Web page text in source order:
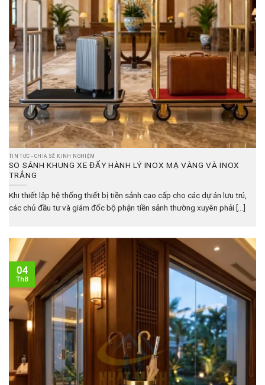
TIN TỨC - CHIA SẺ KINH NGHIỆM
SO SÁNH KHUNG XE ĐẨY HÀNH LÝ INOX MẠ VÀNG VÀ INOX
TRẮNG
Khi thiết lập hệ thống thiết bị tiền sảnh cao cấp cho các dự án lưu trú,
các chủ đầu tư và giám đốc bộ phận tiền sảnh thường xuyên phải [...]
04
Th8